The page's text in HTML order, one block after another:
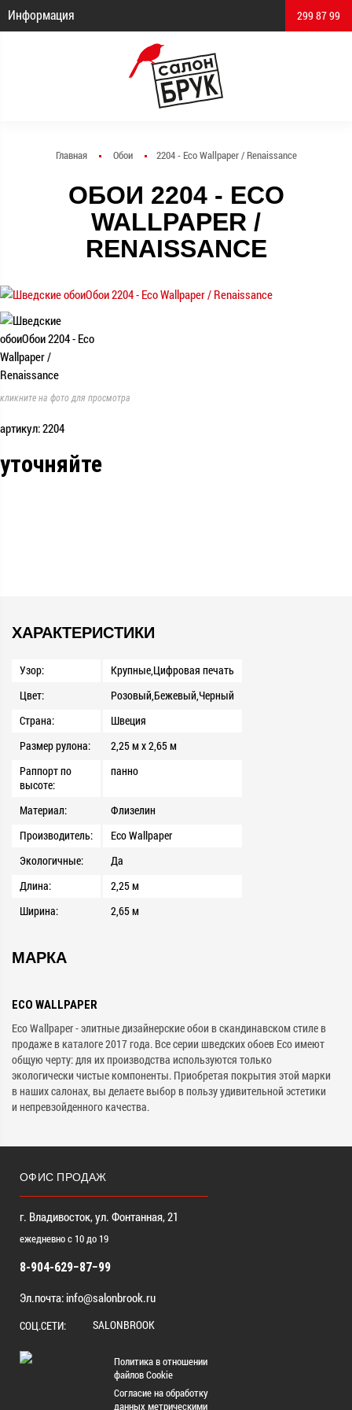
Информация 299 87 99
Главная Обои 2204 - Eco Wallpaper / Renaissance
ОБОИ 2204 - ECO
WALLPAPER /
RENAISSANCE
кликните на фото для просмотра
артикул: 2204
уточняйте
ХАРАКТЕРИСТИКИ
Узор:
Крупные,Цифровая печать
Цвет:
Розовый,Бежевый,Черный
Страна:
Швеция
Размер рулона:
2,25 м x 2,65 м
Раппорт по
высоте:
панно
Материал:
Флизелин
Производитель:
Eco Wallpaper
Экологичные:
Да
Длина:
2,25 м
Ширина:
2,65 м
МАРКА
ECO WALLPAPER
Eco Wallpaper - элитные дизайнерские обои в скандинавском стиле в
продаже в каталоге 2017 года. Все серии шведских обоев Eco имеют
общую черту: для их производства используются только
экологически чистые компоненты. Приобретая покрытия этой марки
в наших салонах, вы делаете выбор в пользу удивительной эстетики
и непревзойденного качества.
ОФИС ПРОДАЖ
г. Владивосток, ул. Фонтанная, 21
ежедневно с 10 до 19
8-904-629−87−99
Эл.почта: info@salonbrook.ru
СОЦ.СЕТИ: SALONBROOK
Политика в отношении
файлов Cookie
Согласие на обработку
данных метрическими